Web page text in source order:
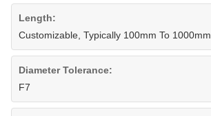
Length:
Customizable, Typically 100mm To 1000mm
Diameter Tolerance:
F7